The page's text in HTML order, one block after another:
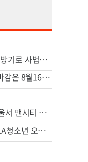
범여권 법사위원들 “조희대 직무 방기로 사법부 멈춰…대법관 즉시 제청해야”
KAGC, 고교생 인턴 모집…신청 마감은 8월16일까지
AT마드리드 7번 이강인, 주말 서울서 맨시티 상대로 첫 선
악기 처음 배우는 학생 모여라…LA청소년 오케스트라 모집